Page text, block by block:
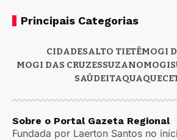
Principais Categorias
CIDADESALTO TIETÊMOGI
MOGI DAS CRUZESSUZANOMOGI
SAÚDE
Sobre o Portal Gazeta Regional
Fundada por Laerton Santos no